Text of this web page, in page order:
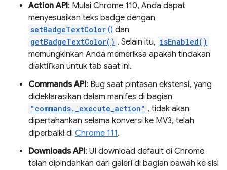
Action API: Mulai Chrome 110, Anda dapat
menyesuaikan teks badge dengan
setBadgeTextColor () dan
getBadgeTextColor() . Selain itu, isEnabled()
memungkinkan Anda memeriksa apakah tindakan
diaktifkan untuk tab saat ini.
Commands API: Bug saat pintasan ekstensi, yang
dideklarasikan dalam manifes di bagian
"commands._execute_action" , tidak akan
dipertahankan selama konversi ke MV3, telah
diperbaiki di Chrome 111.
Downloads API: UI download default di Chrome
telah dipindahkan dari galeri di bagian bawah ke sisi